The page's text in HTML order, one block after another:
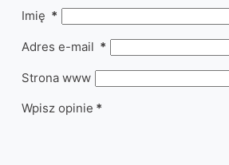
Imię *
Adres e-mail *
Strona www
Wpisz opinie *